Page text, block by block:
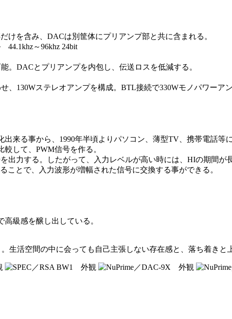
けを含み、DACは別筐体にプリアンプ部と共に含まれる。
～96khz 24bit
。DACとプリアンプを内包し、伝送ロスを低減する。
、130Wステレオアンプを構成。BTL接続で330Wモノパワー
出来る事から、1990年半頃よりパソコン、薄型TV、携帯電話等
して、PWM信号を作る。
出力する。したがって、入力レベルが高い時には、HIの期間が
ことで、入力波形が増幅された信号に交換する事ができる。
級感を醸し出している。
生活空間の中に会っても自己主張しない存在感と、落ち着きと